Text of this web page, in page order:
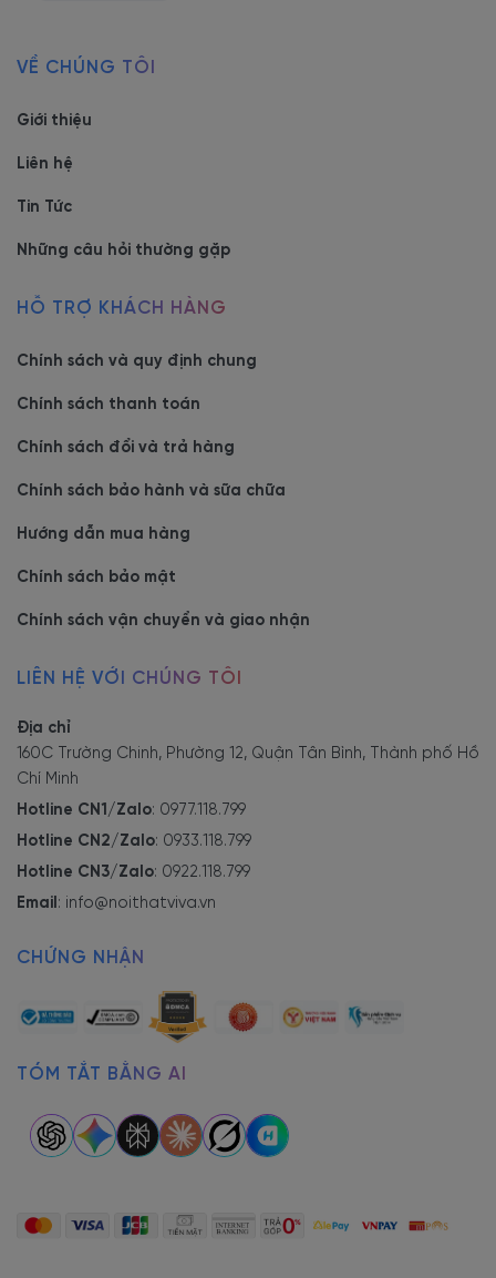
VỀ CHÚNG TÔI
Giới thiệu
Liên hệ
Tin Tức
Những câu hỏi thường gặp
HỖ TRỢ KHÁCH HÀNG
Chính sách và quy định chung
Chính sách thanh toán
Chính sách đổi và trả hàng
Chính sách bảo hành và sữa chữa
Hướng dẫn mua hàng
Chính sách bảo mật
Chính sách vận chuyển và giao nhận
LIÊN HỆ VỚI CHÚNG TÔI
Địa chỉ
160C Trường Chinh, Phường 12, Quận Tân Bình, Thành phố Hồ
Chí Minh
Hotline CN1/Zalo: 0977.118.799
Hotline CN2/Zalo: 0933.118.799
Hotline CN3/Zalo: 0922.118.799
Email: info@noithatviva.vn
CHỨNG NHẬN
TÓM TẮT BẰNG AI